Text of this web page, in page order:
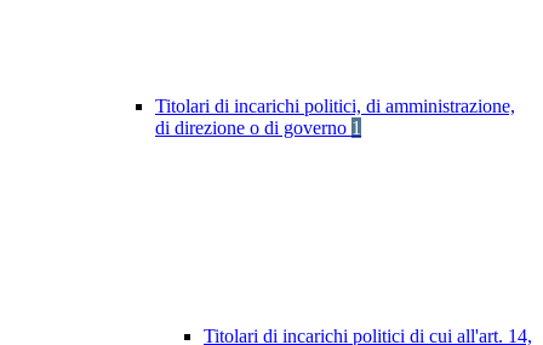
Titolari di incarichi politici, di amministrazione,
di direzione o di governo 1
Titolari di incarichi politici di cui all'art. 14,